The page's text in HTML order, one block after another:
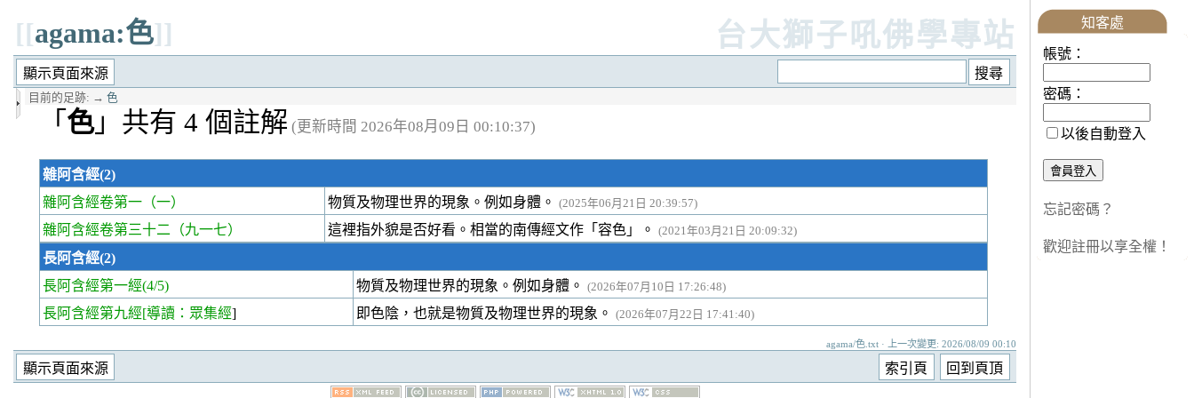
[[agama:色]] 台大獅子吼佛學專站
目前的足跡: → 色
「 色」共有 4 個註解 (更新時間 2026年08月09日 00:10:37)
雜阿含經(2)
雜阿含經卷第一 （一） 物質及物理世界的現象。例如身體。 (2025年06月21日 20:39:57)
雜阿含經卷第三十二 （九一七） 這裡指外貌是否好看。相當的南傳經文作「容色」。 (2021年03月21日 20:09:32)
長阿含經(2)
長阿含經第一經(4/5) 物質及物理世界的現象。例如身體。 (2026年07月10日 17:26:48)
長阿含經第九經[導讀：眾集經] 即色陰，也就是物質及物理世界的現象。 (2026年07月22日 17:41:40)
agama/色.txt · 上一次變更: 2026/08/09 00:10
知客處
帳號：
密碼：
以後自動登入
忘記密碼？
歡迎註冊以享全權！